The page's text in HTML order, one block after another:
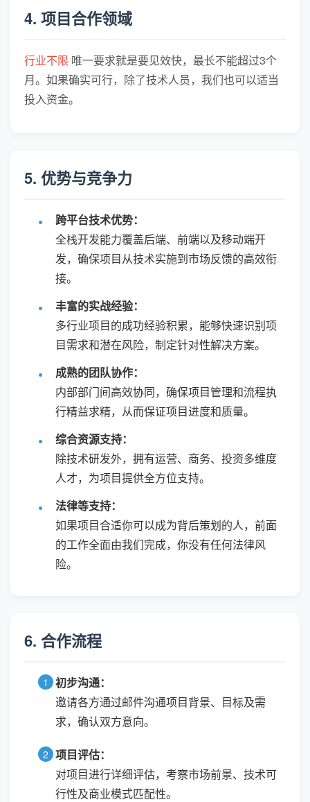
4. 项目合作领域
行业不限 唯一要求就是要见效快，最长不能超过3个
月。如果确实可行，除了技术人员，我们也可以适当
投入资金。
5. 优势与竞争力
跨平台技术优势：
全栈开发能力覆盖后端、前端以及移动端开
发，确保项目从技术实施到市场反馈的高效衔
接。
丰富的实战经验：
多行业项目的成功经验积累，能够快速识别项
目需求和潜在风险，制定针对性解决方案。
成熟的团队协作：
内部部门间高效协同，确保项目管理和流程执
行精益求精，从而保证项目进度和质量。
综合资源支持：
除技术研发外，拥有运营、商务、投资多维度
人才，为项目提供全方位支持。
法律等支持：
如果项目合适你可以成为背后策划的人，前面
的工作全面由我们完成，你没有任何法律风
险。
6. 合作流程
初步沟通：
邀请各方通过邮件沟通项目背景、目标及需
求，确认双方意向。
项目评估：
对项目进行详细评估，考察市场前景、技术可
行性及商业模式匹配性。